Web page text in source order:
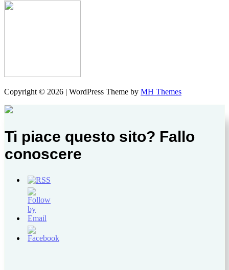
Copyright © 2026 | WordPress Theme by MH Themes
Ti piace questo sito? Fallo
conoscere